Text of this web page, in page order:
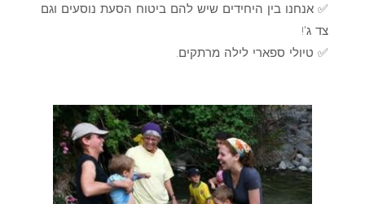
✅ אנחנו בין היחידים שיש להם ביטוח הסעת נוסעים וגם
צד ג'!
✅ טיולי ספארי לילה מרתקים.